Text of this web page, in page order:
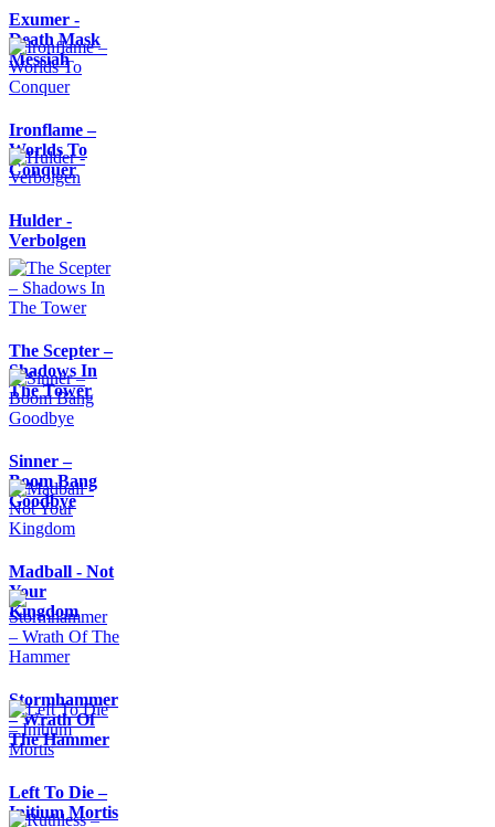
Exumer -
Death Mask
Messiah
Ironflame –
Worlds To
Conquer
Hulder -
Verbolgen
The Scepter –
Shadows In
The Tower
Sinner –
Boom Bang
Goodbye
Madball - Not
Your
Kingdom
Stormhammer
– Wrath Of
The Hammer
Left To Die –
Initium Mortis